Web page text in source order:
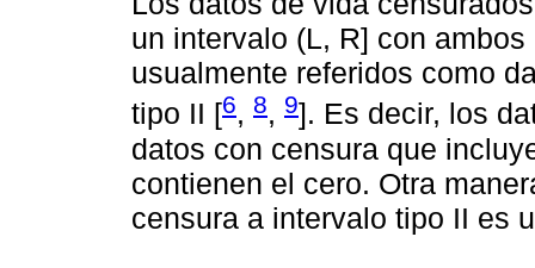
un intervalo (L, R] con
usualmente referidos como
tipo II [6, 8, 9]. Es decir, los
datos con censura que
contienen el cero. Otra
censura a intervalo tipo II es